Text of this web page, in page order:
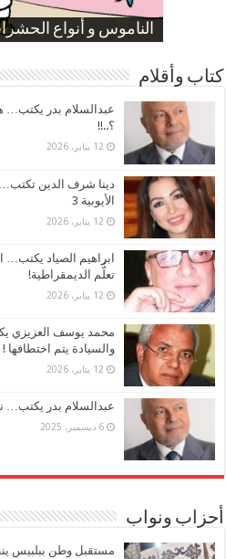
الناموس و أنواع
الموظفين بعد ارتفاع
ارتفاع نسبة الطلاق
صورة كاركاتيرية
صورة كاركاتيرية
كتاب وأقلام
عبدالسلام بدر
؟..!!
12 يناير، 2026
دينا شرف الدين
الأيوبية 3
12 يناير، 2026
ابراهيم الصياد يكتب…
تعلُّم الديمقراطية!
12 يناير، 2026
محمد يوسف العزيزي
والسيادة يتم اختطافها !
12 يناير، 2026
عبدالسلام بدر يكتب…
6 ديسمبر، 2025
أحزاب ونواب
مستقبل وطن ببلبيس